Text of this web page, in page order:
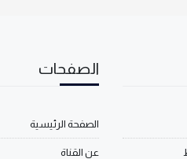
الصفحات
الصفحة الرئيسية
عن القناة